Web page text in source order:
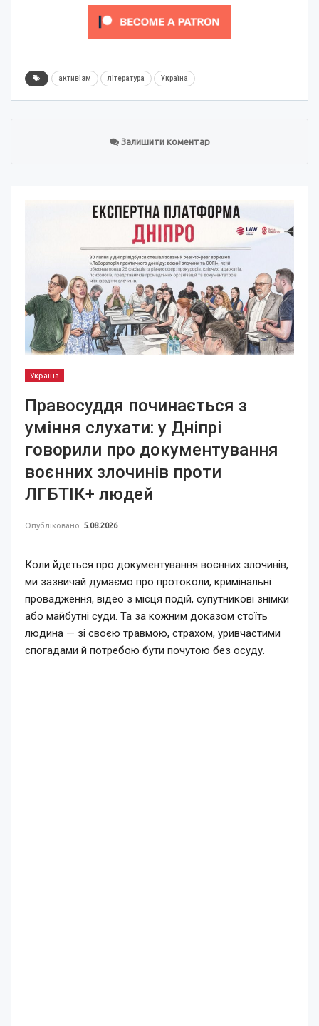
активізм література Україна
Залишити коментар
Україна
Правосуддя починається з
уміння слухати: у Дніпрі
говорили про документування
воєнних злочинів проти
ЛГБТІК+ людей
Опубліковано 5.08.2026
Коли йдеться про документування воєнних злочинів,
ми зазвичай думаємо про протоколи, кримінальні
провадження, відео з місця подій, супутникові знімки
або майбутні суди. Та за кожним доказом стоїть
людина — зі своєю травмою, страхом, уривчастими
спогадами й потребою бути почутою без осуду.